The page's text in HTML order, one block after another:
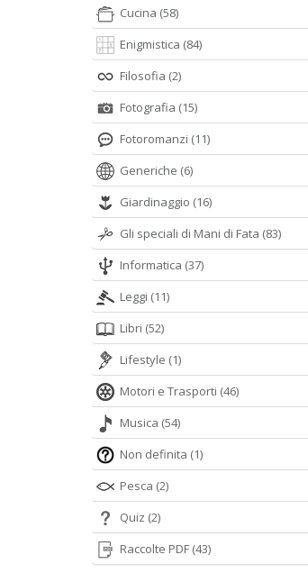
Cucina (58)
Enigmistica (84)
Filosofia (2)
Fotografia (15)
Fotoromanzi (11)
Generiche (6)
Giardinaggio (16)
Gli speciali di Mani di Fata (83)
Informatica (37)
Leggi (11)
Libri (52)
Lifestyle (1)
Motori e Trasporti (46)
Musica (54)
Non definita (1)
Pesca (2)
Quiz (2)
Raccolte PDF (43)